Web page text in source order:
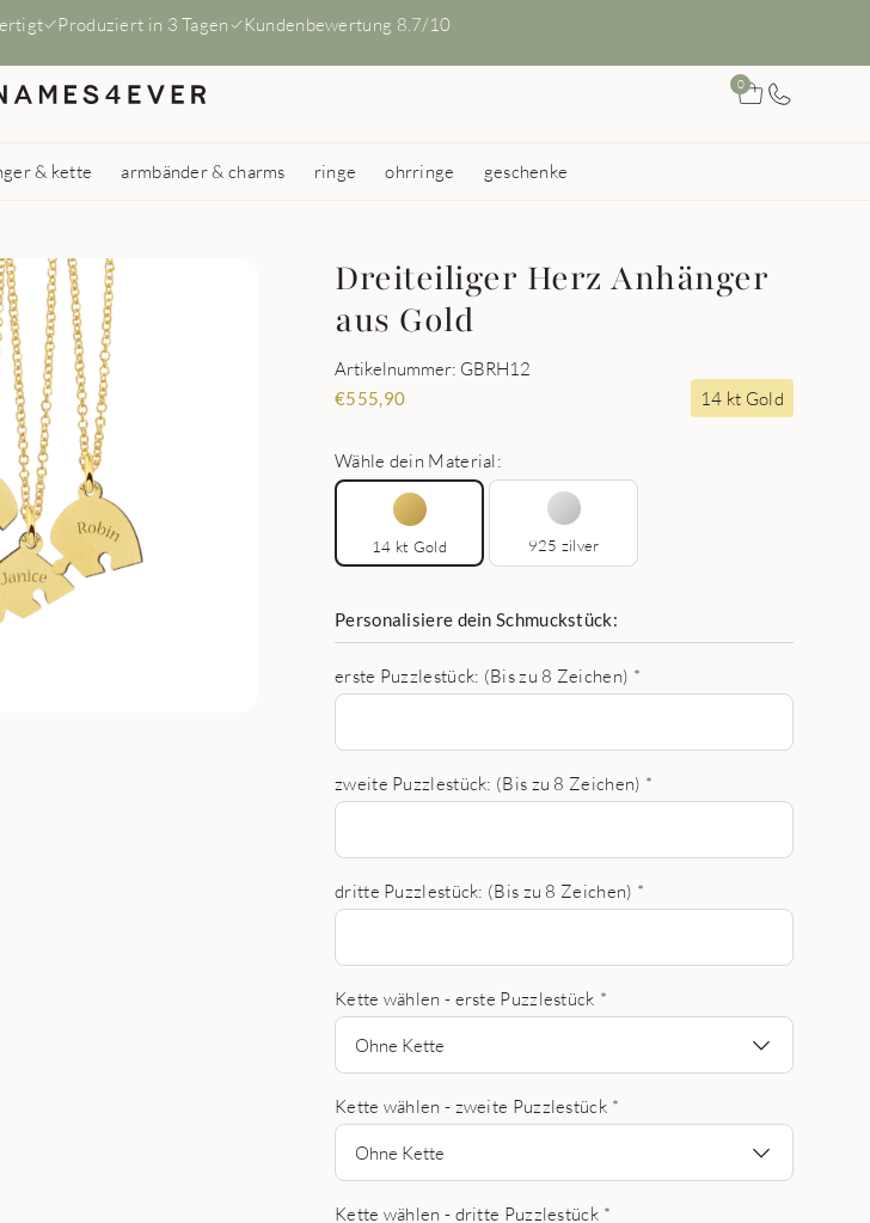
Produziert in 3 Tagen Kundenbewertung 8.7/10
0
& kette armbänder & charms ringe ohrringe geschenke
Dreiteiliger Herz Anhänger
aus Gold
Artikelnummer: GBRH12
€555,90 14 kt Gold
Wähle dein Material:
14 kt Gold 925 zilver
Personalisiere dein Schmuckstück:
erste Puzzlestück: (Bis zu 8 Zeichen) *
zweite Puzzlestück: (Bis zu 8 Zeichen) *
dritte Puzzlestück: (Bis zu 8 Zeichen) *
Kette wählen - erste Puzzlestück *
Ohne Kette
Kette wählen - zweite Puzzlestück *
Ohne Kette
Kette wählen - dritte Puzzlestück *